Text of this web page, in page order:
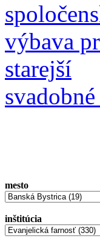
výbava
starejší
mesto
inštitúcia